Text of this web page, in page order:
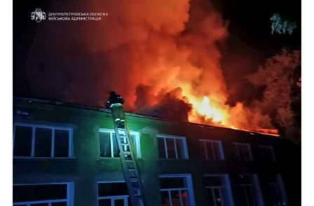
ilmoittanut tuoreesta Virolahden tapauksesta sekä
WOAH:n kautta että suoraan Venäjän
eläinlääkintäviranomaisille. Ruokavirasto kertoi Posi
TV:lle tarkempia tietoja Suomen ensimmäisestä
afrikkalaisen sikaruton tapauksesta sekä
eläintautitietojen vaihdosta […]